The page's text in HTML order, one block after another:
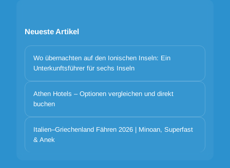
Neueste Artikel
Wo übernachten auf den Ionischen Inseln: Ein
Unterkunftsführer für sechs Inseln
Athen Hotels – Optionen vergleichen und direkt
buchen
Italien–Griechenland Fähren 2026 | Minoan, Superfast
& Anek
Cookie-Banner-Titel
We use cookies to improve your experience. Choose which
categories to allow. Essential cookies are always on for security and
core functionality.
Notwendige Cookie-Katze